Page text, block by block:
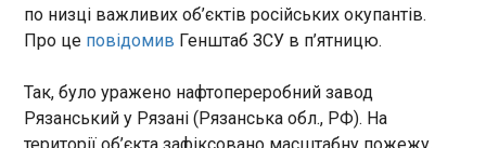
У Варшаві правоохоронці затримали п’ятьох
громадян Польщі віком 15-18 років у справі про
це повідомили міністр внутрішніх справ Польщі
Марцін Кєрвінський та мовник RMF24 .
ЧИТАТЬ
по низці важливих об’єктів російських окупантів.
Про це повідомив Генштаб ЗСУ в п’ятницю.
Так, було уражено нафтопереробний завод
Рязанський у Рязані (Рязанська обл., РФ). На